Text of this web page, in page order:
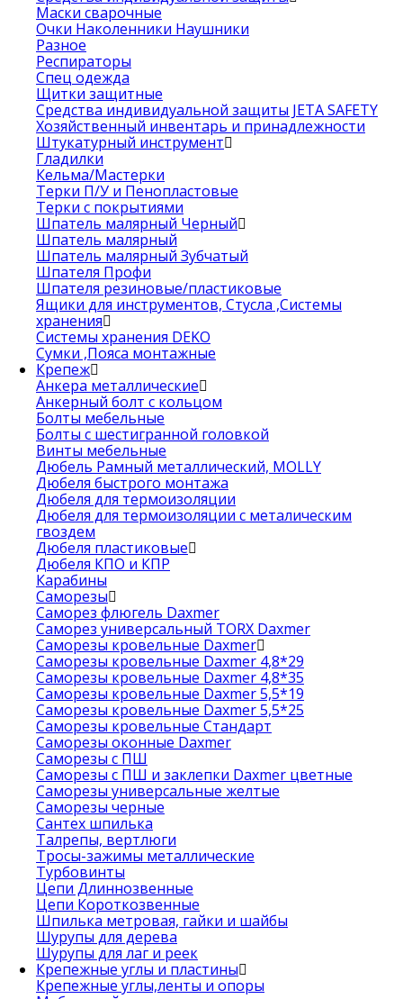
Маски сварочные
Очки Наколенники Наушники
Разное
Респираторы
Спец одежда
Щитки защитные
Средства индивидуальной защиты JETA SAFETY
Хозяйственный инвентарь и принадлежности
Штукатурный инструмент
Гладилки
Кельма/Мастерки
Терки П/У и Пенопластовые
Терки с покрытиями
Шпатель малярный Черный
Шпатель малярный
Шпатель малярный Зубчатый
Шпателя Профи
Шпателя резиновые/пластиковые
Ящики для инструментов, Стусла ,Системы
хранения
Системы хранения DEKO
Сумки ,Пояса монтажные
Крепеж
Анкера металлические
Анкерный болт с кольцом
Болты мебельные
Болты с шестигранной головкой
Винты мебельные
Дюбель Рамный металлический, MOLLY
Дюбеля быстрого монтажа
Дюбеля для термоизоляции
Дюбеля для термоизоляции с металическим
гвоздем
Дюбеля пластиковые
Дюбеля КПО и КПР
Карабины
Саморезы
Саморез флюгель Daxmer
Саморез универсальный TORX Daxmer
Саморезы кровельные Daxmer
Саморезы кровельные Daxmer 4,8*29
Саморезы кровельные Daxmer 4,8*35
Саморезы кровельные Daxmer 5,5*19
Саморезы кровельные Daxmer 5,5*25
Саморезы кровельные Стандарт
Саморезы оконные Daxmer
Саморезы с ПШ
Саморезы с ПШ и заклепки Daxmer цветные
Саморезы универсальные желтые
Саморезы черные
Сантех шпилька
Талрепы, вертлюги
Тросы-зажимы металлические
Турбовинты
Цепи Длиннозвенные
Цепи Короткозвенные
Шпилька метровая, гайки и шайбы
Шурупы для дерева
Шурупы для лаг и реек
Крепежные углы и пластины
Крепежные углы,ленты и опоры